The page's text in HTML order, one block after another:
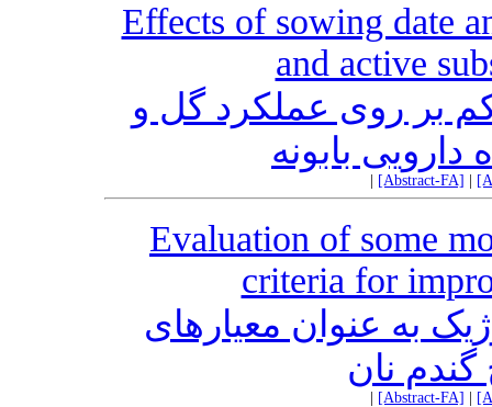
Effects of sowing date
and active
بر روی‌ عملکرد گل‌ و
[Abstract-FA]
Evaluation of some
criteria for
به عنوان معیارهای
گندم نان
[Abstract-FA]